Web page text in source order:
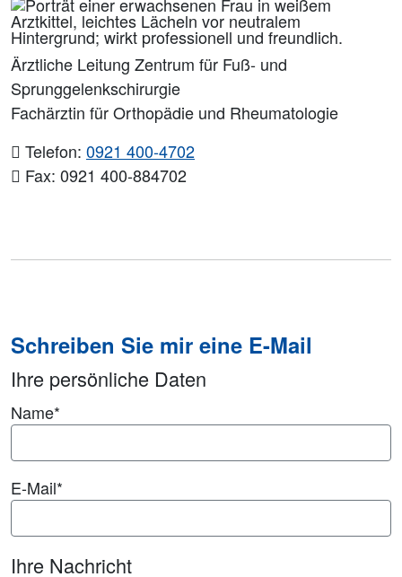
Ärztliche Leitung Zentrum für Fuß- und
Sprunggelenkschirurgie
Fachärztin für Orthopädie und Rheumatologie
Telefon: 0921 400-4702
Fax: 0921 400-884702
Schreiben Sie mir eine E-Mail
Ihre persönliche Daten
Name*
E-Mail*
Ihre Nachricht